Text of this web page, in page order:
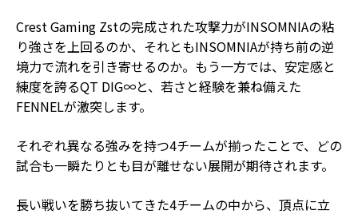
Crest Gaming Zstの完成された攻撃力がINSOMNIAの粘
り強さを上回るのか、それともINSOMNIAが持ち前の逆
境力で流れを引き寄せるのか。もう一方では、安定感と
練度を誇るQT DIG∞と、若さと経験を兼ね備えた
FENNELが激突します。
それぞれ異なる強みを持つ4チームが揃ったことで、どの
試合も一瞬たりとも目が離せない展開が期待されます。
長い戦いを勝ち抜いてきた4チームの中から、頂点に立